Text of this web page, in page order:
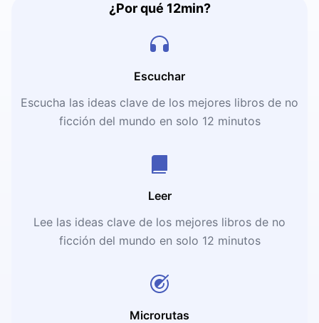
¿Por qué 12min?
Escuchar
Escucha las ideas clave de los mejores libros de no
ficción del mundo en solo 12 minutos
Leer
Lee las ideas clave de los mejores libros de no
ficción del mundo en solo 12 minutos
Microrutas